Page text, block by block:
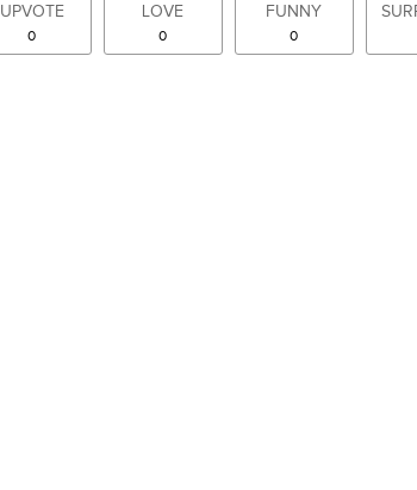
UPVOTE
0
LOVE
0
FUNNY
0